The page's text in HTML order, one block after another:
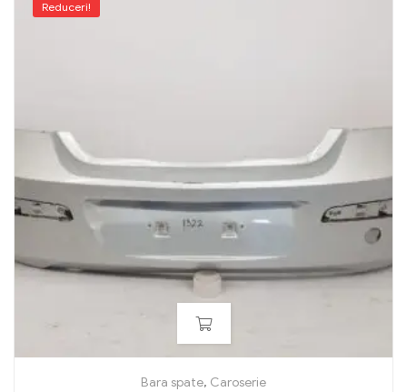
Reduceri!
Bara spate, Caroserie